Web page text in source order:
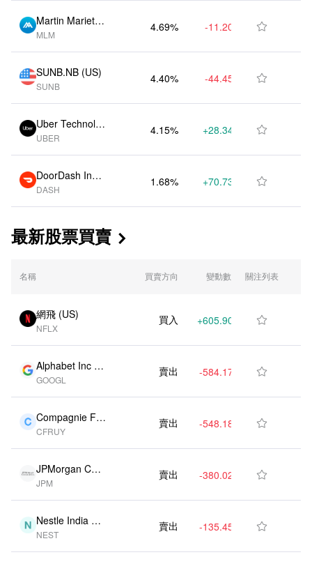
Martin Marietta
Materials Inc (U
S)
MLM
4.69% -11.20K $421.15M

SUNB.NB (US)
SUNB
4.40% -44.45K $394.92M

Uber Technolo
gies Inc (US)
UBER
4.15% +28.34K $372.12M

DoorDash Inc
(US)
DASH
1.68% +70.73K $150.33M

最新股票買賣 
名稱 買賣方向 變動數量 變動比例
關注列表
網飛 (US)
NFLX
買入 +605.90K 
Alphabet Inc Cl
ass A (US)
GOOGL
賣出 -584.17K -16.00%

Compagnie Fin
anciere Richem
ont Unsponsor
ed Switzerland
ADR (US)
CFRUY
賣出 -548.18K 
JPMorgan Cha
se & Co (US)
JPM
賣出 -380.02K -42.00%

Nestle India Or
d Shs (IN)
NEST
賣出 -135.45K 